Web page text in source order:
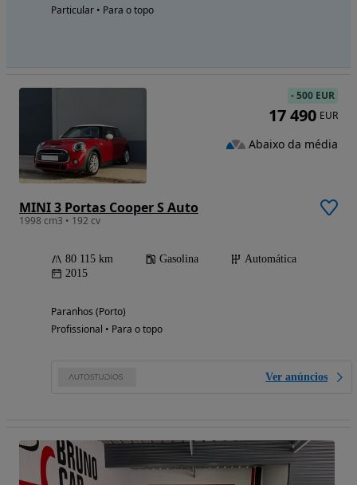
Particular • Para o topo
MINI 3 Portas Cooper S Auto
1998 cm3 • 192 cv
80 115 km Gasolina
Automática
2015
Paranhos (Porto)
Profissional • Para o topo
Ver anúncios
-500 EUR
17 490 EUR
Abaixo da média